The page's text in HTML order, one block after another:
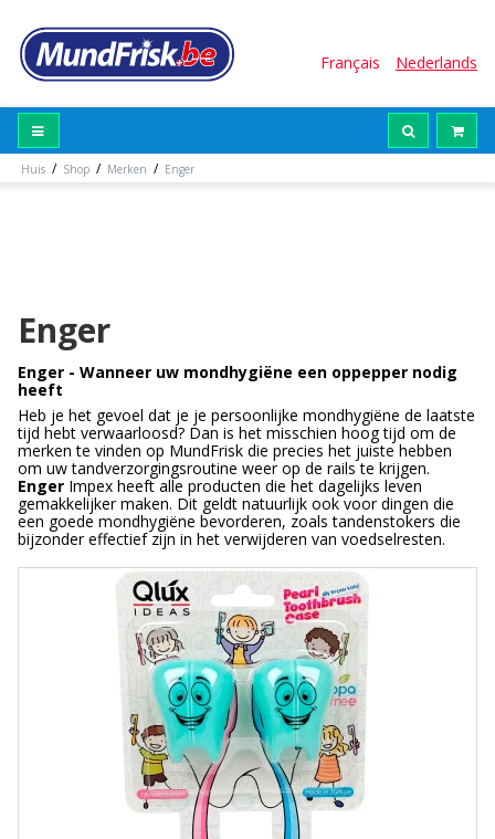
Français Nederlands
Huis / Shop / Merken / Enger
Enger
Enger - Wanneer uw mondhygiëne een oppepper nodig
heeft
Heb je het gevoel dat je je persoonlijke mondhygiëne de laatste
tijd hebt verwaarloosd? Dan is het misschien hoog tijd om de
merken te vinden op MundFrisk die precies het juiste hebben
om uw tandverzorgingsroutine weer op de rails te krijgen.
Enger Impex heeft alle producten die het dagelijks leven
gemakkelijker maken. Dit geldt natuurlijk ook voor dingen die
een goede mondhygiëne bevorderen, zoals tandenstokers die
bijzonder effectief zijn in het verwijderen van voedselresten.